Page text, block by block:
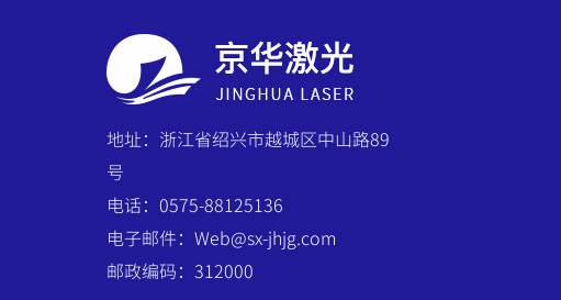
地址：浙江省绍兴市越城区中山路89
号
电话：0575-88125136
电子邮件：Web@sx-jhjg.com
邮政编码：312000